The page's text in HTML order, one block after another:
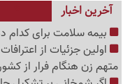
آخرین اخبار
بیمه سلامت برای کدام
اولین جزئیات از
متهم زن هنگام فرار از